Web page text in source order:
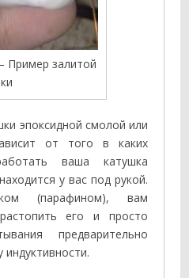
Пример залитой
эпоксидной смолой или
от того в каких
ваша катушка
у вас под рукой.
(парафином), вам
его и просто
предварительно
индуктивности.